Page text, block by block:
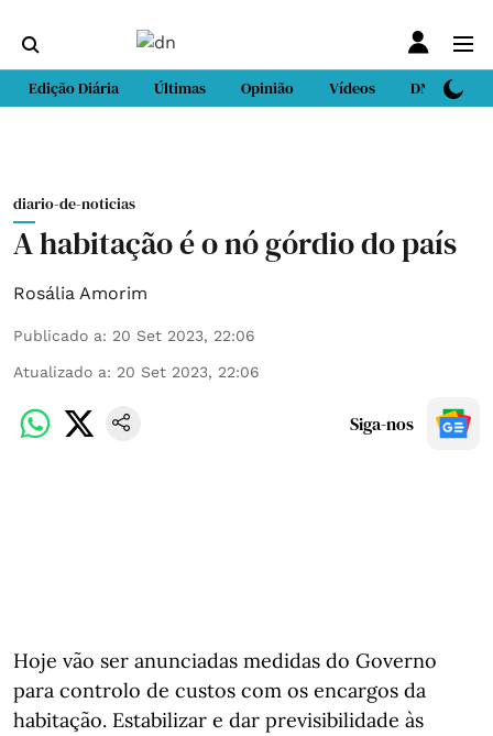
Edição Diária Últimas Opinião Vídeos DN Sport
diario-de-noticias
A habitação é o nó górdio do país
Rosália Amorim
Publicado a: 20 Set 2023, 22:06
Atualizado a: 20 Set 2023, 22:06
Siga-nos
Hoje vão ser anunciadas medidas do Governo
para controlo de custos com os encargos da
habitação. Estabilizar e dar previsibilidade às